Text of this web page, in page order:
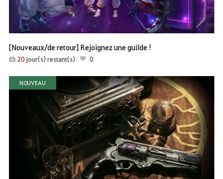
[Nouveaux/de retour] Rejoignez une guilde !
20 jour(s) restant(s) 0
NOUVEAU